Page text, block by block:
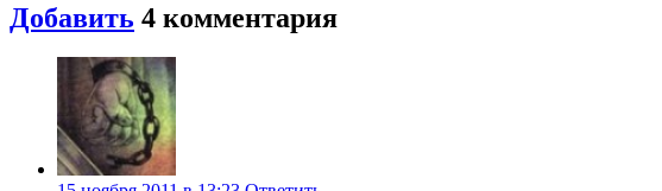
Добавить 4 комментария